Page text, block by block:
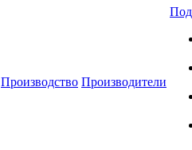
Производство Производители